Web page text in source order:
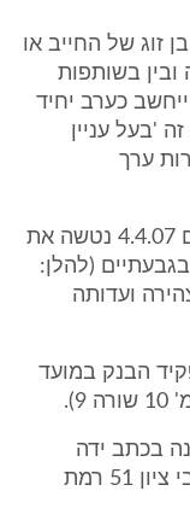
זוג של החייב או
בשותפות
כערב יחיד
'בעל עניין
ערך
4.3 בעדותה טענה אוסנת כי החל מיום 4.4.07 נטשה את
(להלן:
(סעיפים 4-6 לתצהירה ועדותה
הבנק במועד
בכתב ידה
בכתב הערבות את כתובתה ברחוב שבי ציון 51 רמת